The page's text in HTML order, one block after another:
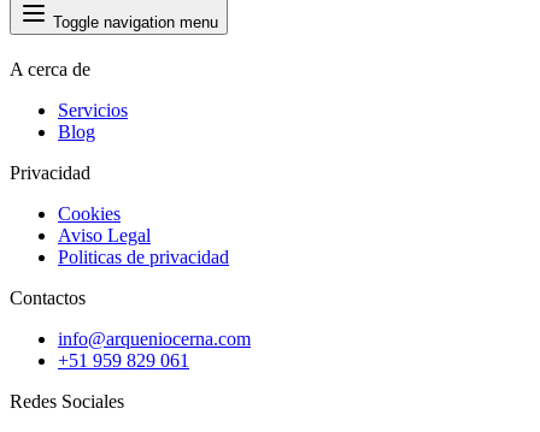
Toggle navigation menu
A cerca de
Servicios
Blog
Privacidad
Cookies
Aviso Legal
Politicas de privacidad
Contactos
info@arqueniocerna.com
+51 959 829 061
Redes Sociales